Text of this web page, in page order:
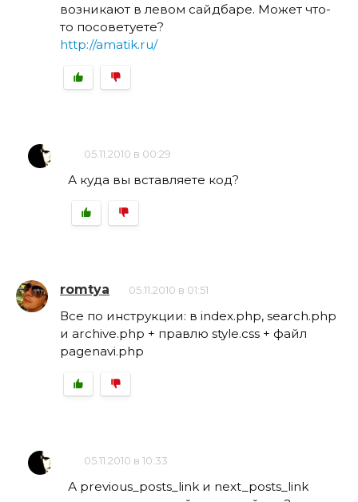
возникают в левом сайдбаре. Может что-
то посоветуете?
http://amatik.ru/
05.11.2010 в 00:29
А куда вы вставляете код?
romtya 05.11.2010 в 01:51
Все по инструкции: в index.php, search.php
и archive.php + правлю style.css + файл
pagenavi.php
05.11.2010 в 10:33
А previous_posts_link и next_posts_link